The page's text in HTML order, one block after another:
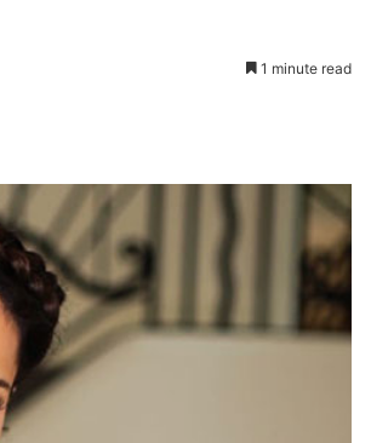
1 minute read